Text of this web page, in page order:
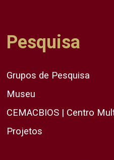
Pesquisa
Grupos de Pesquisa
Museu
CEMACBIOS | Centro
Projetos